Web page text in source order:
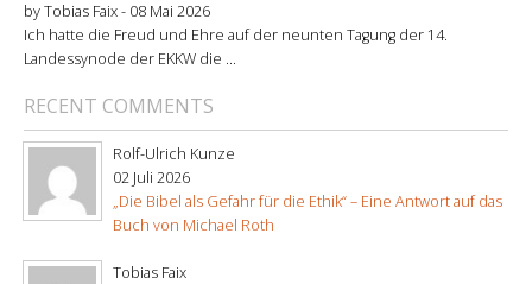
by Tobias Faix - 08 Mai 2026
Ich hatte die Freud und Ehre auf der neunten Tagung der 14.
Landessynode der EKKW die ...
RECENT COMMENTS
Rolf-Ulrich Kunze
02 Juli 2026
„Die Bibel als Gefahr für die Ethik“ – Eine Antwort auf das
Buch von Michael Roth
Tobias Faix